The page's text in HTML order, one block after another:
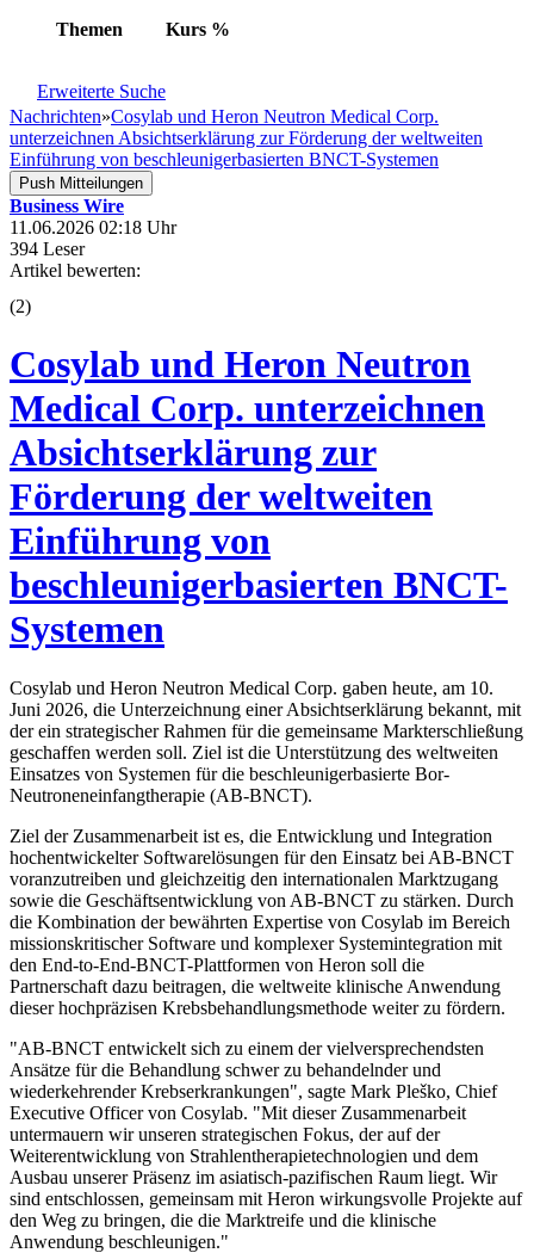
Themen Kurs %
Erweiterte Suche
Nachrichten»Cosylab und Heron Neutron Medical Corp.
unterzeichnen Absichtserklärung zur Förderung der weltweiten
Einführung von beschleunigerbasierten BNCT-Systemen
Push Mitteilungen
Business Wire
11.06.2026 02:18 Uhr
394 Leser
Artikel bewerten:
(2)
Cosylab und Heron Neutron
Medical Corp. unterzeichnen
Absichtserklärung zur
Förderung der weltweiten
Einführung von
beschleunigerbasierten BNCT-
Systemen
Cosylab und Heron Neutron Medical Corp. gaben heute, am 10.
Juni 2026, die Unterzeichnung einer Absichtserklärung bekannt, mit
der ein strategischer Rahmen für die gemeinsame Markterschließung
geschaffen werden soll. Ziel ist die Unterstützung des weltweiten
Einsatzes von Systemen für die beschleunigerbasierte Bor-
Neutroneneinfangtherapie (AB-BNCT).
Ziel der Zusammenarbeit ist es, die Entwicklung und Integration
hochentwickelter Softwarelösungen für den Einsatz bei AB-BNCT
voranzutreiben und gleichzeitig den internationalen Marktzugang
sowie die Geschäftsentwicklung von AB-BNCT zu stärken. Durch
die Kombination der bewährten Expertise von Cosylab im Bereich
missionskritischer Software und komplexer Systemintegration mit
den End-to-End-BNCT-Plattformen von Heron soll die
Partnerschaft dazu beitragen, die weltweite klinische Anwendung
dieser hochpräzisen Krebsbehandlungsmethode weiter zu fördern.
"AB-BNCT entwickelt sich zu einem der vielversprechendsten
Ansätze für die Behandlung schwer zu behandelnder und
wiederkehrender Krebserkrankungen", sagte Mark Pleško, Chief
Executive Officer von Cosylab. "Mit dieser Zusammenarbeit
untermauern wir unseren strategischen Fokus, der auf der
Weiterentwicklung von Strahlentherapietechnologien und dem
Ausbau unserer Präsenz im asiatisch-pazifischen Raum liegt. Wir
sind entschlossen, gemeinsam mit Heron wirkungsvolle Projekte auf
den Weg zu bringen, die die Marktreife und die klinische
Anwendung beschleunigen."